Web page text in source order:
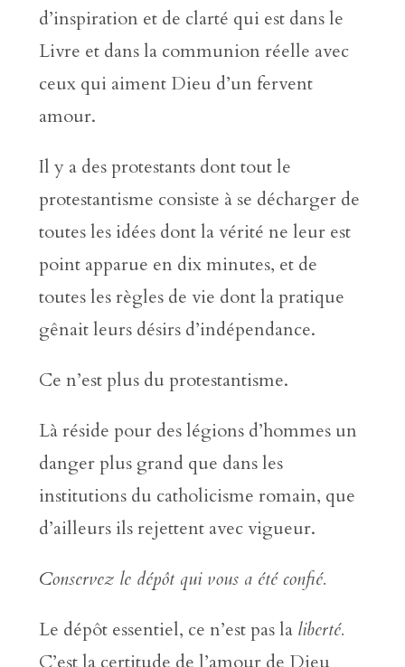
d’inspiration et de clarté qui est dans le
Livre et dans la communion réelle avec
ceux qui aiment Dieu d’un fervent
amour.
Il y a des protestants dont tout le
protestantisme consiste à se décharger de
toutes les idées dont la vérité ne leur est
point apparue en dix minutes, et de
toutes les règles de vie dont la pratique
gênait leurs désirs d’indépendance.
Ce n’est plus du protestantisme.
Là réside pour des légions d’hommes un
danger plus grand que dans les
institutions du catholicisme romain, que
d’ailleurs ils rejettent avec vigueur.
Conservez le dépôt qui vous a été confié.
Le dépôt essentiel, ce n’est pas la liberté.